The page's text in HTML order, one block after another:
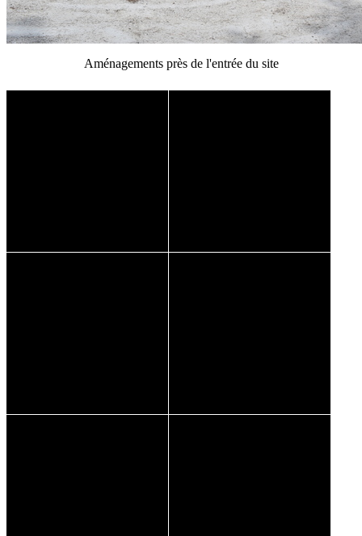
Aménagements près de l'entrée du site